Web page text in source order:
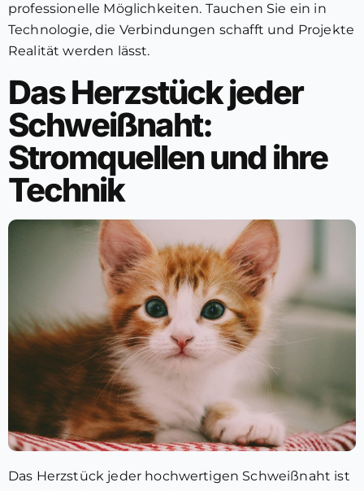
professionelle Möglichkeiten. Tauchen Sie ein in
Technologie, die Verbindungen schafft und Projekte
Realität werden lässt.
Das Herzstück jeder
Schweißnaht:
Stromquellen und ihre
Technik
Das Herzstück jeder hochwertigen Schweißnaht ist